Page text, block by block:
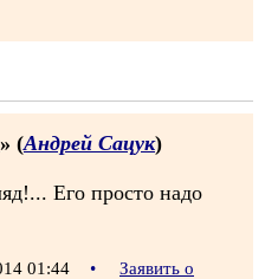
» (Андрей Сацук)
Его просто надо
01:44 •
Заявить о